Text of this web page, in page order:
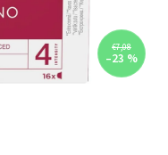
€7,08
–23 %